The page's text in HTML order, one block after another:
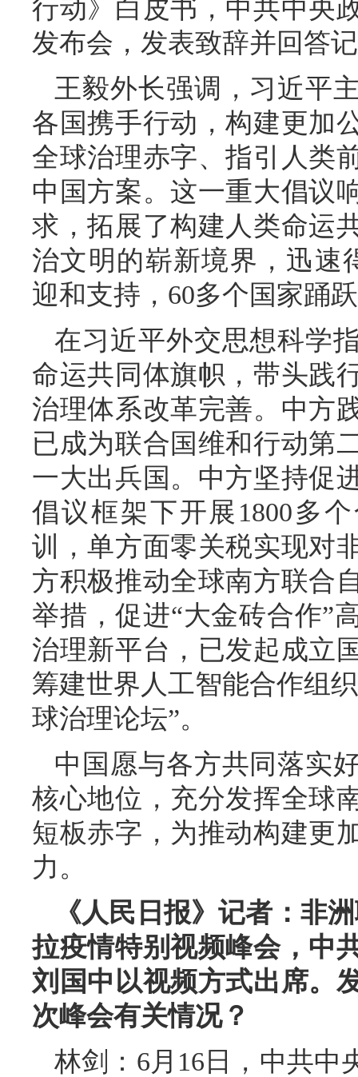
行动》白皮书，中共中央
发布会，发表致辞并回答
王毅外长强调，习近平
各国携手行动，构建更加
全球治理赤字、指引人类
中国方案。这一重大倡议
求，拓展了构建人类命运
治文明的崭新境界，迅速
迎和支持，60多个国家踊
在习近平外交思想科学
命运共同体旗帜，带头践
治理体系改革完善。中方
已成为联合国维和行动第
一大出兵国。中方坚持促
倡议框架下开展1800多
训，单方面零关税实现对
方积极推动全球南方联合
举措，促进“大金砖合作”
治理新平台，已发起成立
筹建世界人工智能合作组
球治理论坛”。
中国愿与各方共同落实
核心地位，充分发挥全球
短板赤字，为推动构建更
力。
《人民日报》记者：非
拉疫情特别视频峰会，中
刘国中以视频方式出席。
次峰会有关情况？
林剑：6月16日，中共中